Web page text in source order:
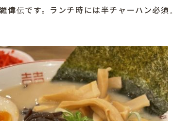
偉伝です。ランチ時には半チャーハン必須。